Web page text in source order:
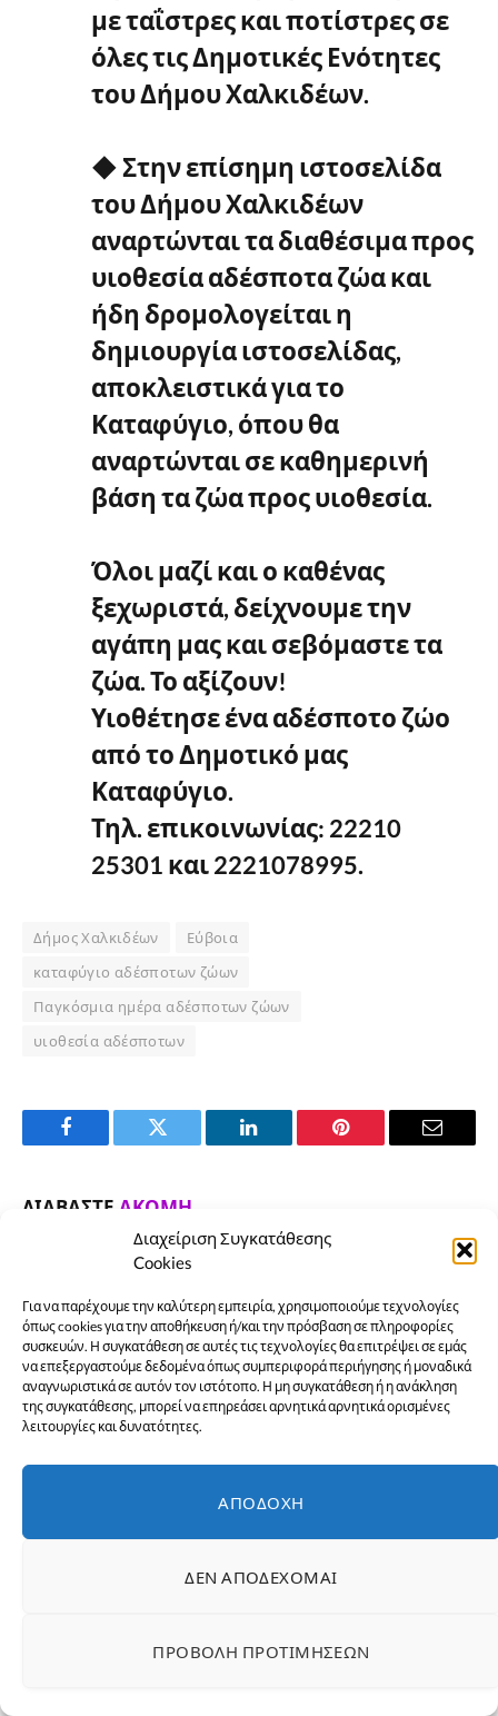
Διαχείριση Συγκατάθεσης
Cookies
Για να παρέχουμε την καλύτερη εμπειρία, χρησιμοποιούμε τεχνολογίες
όπως cookies για την αποθήκευση ή/και την πρόσβαση σε πληροφορίες
συσκευών. Η συγκατάθεση σε αυτές τις τεχνολογίες θα επιτρέψει σε εμάς
να επεξεργαστούμε δεδομένα όπως συμπεριφορά περιήγησης ή μοναδικά
αναγνωριστικά σε αυτόν τον ιστότοπο. Η μη συγκατάθεση ή η ανάκληση
της συγκατάθεσης, μπορεί να επηρεάσει αρνητικά αρνητικά ορισμένες
λειτουργίες και δυνατότητες.
ΑΠΟΔΟΧΉ
ΔΕΝ ΑΠΟΔΈΧΟΜΑΙ
ΠΡΟΒΟΛΉ ΠΡΟΤΙΜΉΣΕΩΝ
με ταΐστρες και ποτίστρες σε
όλες τις Δημοτικές Ενότητες
του Δήμου Χαλκιδέων.
◆ Στην επίσημη ιστοσελίδα
του Δήμου Χαλκιδέων
αναρτώνται τα διαθέσιμα προς
υιοθεσία αδέσποτα ζώα και
ήδη δρομολογείται η
δημιουργία ιστοσελίδας,
αποκλειστικά για το
Καταφύγιο, όπου θα
αναρτώνται σε καθημερινή
βάση τα ζώα προς υιοθεσία.
Όλοι μαζί και ο καθένας
ξεχωριστά, δείχνουμε την
αγάπη μας και σεβόμαστε τα
ζώα. Το αξίζουν!
Υιοθέτησε ένα αδέσποτο ζώο
από το Δημοτικό μας
Καταφύγιο.
Τηλ. επικοινωνίας: 22210
25301 και 2221078995.
Δήμος Χαλκιδέων
Εύβοια
καταφύγιο αδέσποτων ζώων
Παγκόσμια ημέρα αδέσποτων ζώων
υιοθεσία αδέσποτων
Facebook Twitter LinkedIn Pinterest Email
ΔΙΑΒΆΣΤΕ ΑΚΌΜΗ
της έβαλαν πρόστιμο γιατί δεν δήλωσε το